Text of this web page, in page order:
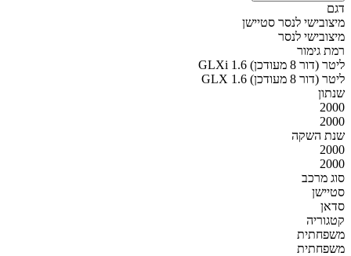
דגם
מיצובישי לנסר סטיישן
מיצובישי לנסר
רמת גימור
GLXi 1.6 ליטר (דור 8 מעודכן)
GLX 1.6 ליטר (דור 8 מעודכן)
שנתון
2000
2000
שנת השקה
2000
2000
סוג מרכב
סטיישן
סדאן
קטגוריה
משפחתית
משפחתית